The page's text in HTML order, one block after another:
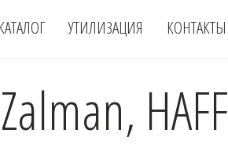
КАТАЛОГ УТИЛИЗАЦИЯ КОНТАКТЫ
HAFF